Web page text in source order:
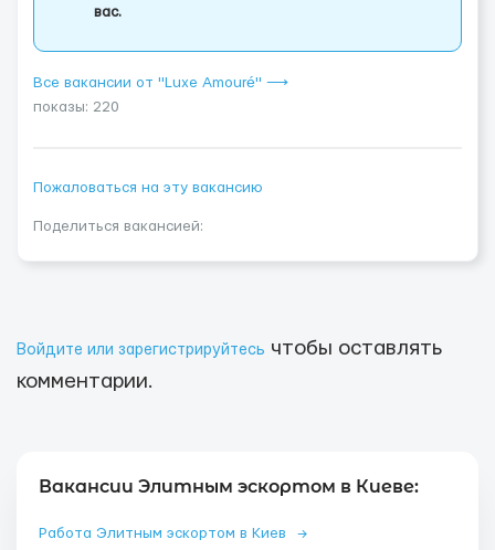
вас.
Все вакансии от "Luxe Amouré" ⟶
показы: 220
Пожаловаться на эту вакансию
Поделиться вакансией:
Войдите или зарегистрируйтесь чтобы оставлять
комментарии.
Вакансии Элитным эскортом в Киеве:
Работа Элитным эскортом в Киев →